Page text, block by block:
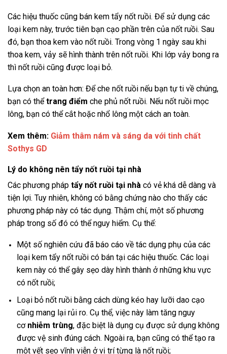
Các hiệu thuốc cũng bán kem tẩy nốt ruồi. Để sử dụng các
loại kem này, trước tiên bạn cạo phần trên của nốt ruồi. Sau
đó, bạn thoa kem vào nốt ruồi. Trong vòng 1 ngày sau khi
thoa kem, vảy sẽ hình thành trên nốt ruồi. Khi lớp vảy bong ra
thì nốt ruồi cũng được loại bỏ.
Lựa chọn an toàn hơn: Để che nốt ruồi nếu bạn tự ti về chúng,
bạn có thểtrang điểm che phủ nốt ruồi. Nếu nốt ruồi mọc
lông, bạn có thể cắt hoặc nhổ lông một cách an toàn.
Xem thêm: Giảm thâm nám và sáng da với tinh chất
Sothys GD
Lý do không nên tẩy nốt ruồi tại nhà
Các phương pháp tẩy nốt ruồi tại nhà có vẻ khá dễ dàng và
tiện lợi. Tuy nhiên, không có bằng chứng nào cho thấy các
phương pháp này có tác dụng. Thậm chí, một số phương
pháp trong số đó có thể nguy hiểm. Cụ thể:
Một số nghiên cứu đã báo cáo về tác dụng phụ của các
loại kem tẩy nốt ruồi có bán tại các hiệu thuốc. Các loại
kem này có thể gây sẹo dày hình thành ở những khu vực
có nốt ruồi;
Loại bỏ nốt ruồi bằng cách dùng kéo hay lưỡi dao cạo
cũng mang lại rủi ro. Cụ thể, việc này làm tăng nguy
cơ nhiễm trùng, đặc biệt là dụng cụ được sử dụng không
được vệ sinh đúng cách. Ngoài ra, bạn cũng có thể tạo ra
một vết sẹo vĩnh viễn ở vị trí từng là nốt ruồi;